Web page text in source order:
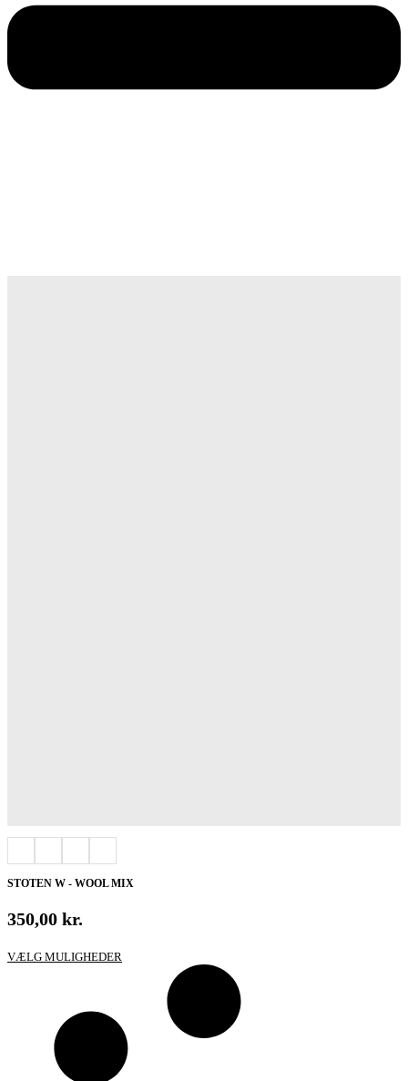
STOTEN W - WOOL MIX
350,00 kr.
VÆLG MULIGHEDER
varianter.
Mulighederne
kan
vælges